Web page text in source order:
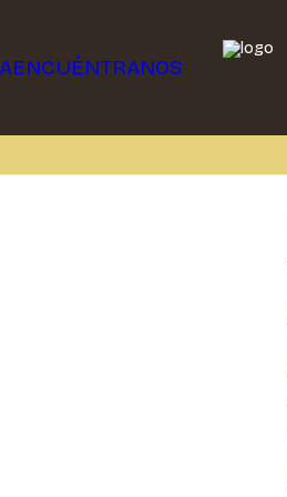
ENCUÉNTRANOS